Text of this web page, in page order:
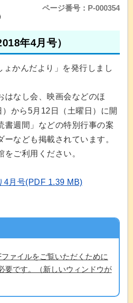
ページ番号：P-000354
年4月号）
ょかんだより」を発行しまし
はなし会、映画会などのほ
から5月12日（土曜日）に開
書週間」などの特別行事の案
ーなども掲載されています。
ご利用ください。
4月号(PDF 1.39 MB)
ファイルをご覧いただくために
要です。（新しいウィンドウが